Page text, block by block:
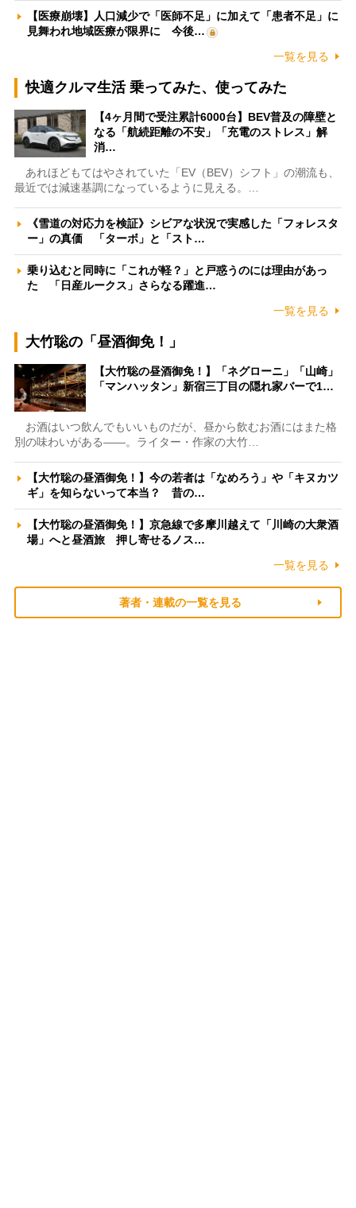
【医療崩壊】人口減少で「医師不足」に加えて「患者不足」に
見舞われ地域医療が限界に 今後…
一覧を見る
快適クルマ生活 乗ってみた、使ってみた
【4ヶ月間で受注累計6000台】BEV普及の障壁と
なる「航続距離の不安」「充電のストレス」解
消…
あれほどもてはやされていた「EV（BEV）シフト」の潮流も、
最近では減速基調になっているように見える。…
《雪道の対応力を検証》シビアな状況で実感した「フォレスタ
ー」の真価 「ターボ」と「スト…
乗り込むと同時に「これが軽？」と戸惑うのには理由があっ
た 「日産ルークス」さらなる躍進…
一覧を見る
大竹聡の「昼酒御免！」
【大竹聡の昼酒御免！】「ネグローニ」「山崎」
「マンハッタン」新宿三丁目の隠れ家バーで1…
お酒はいつ飲んでもいいものだが、昼から飲むお酒にはまた格
別の味わいがある――。ライター・作家の大竹…
【大竹聡の昼酒御免！】今の若者は「なめろう」や「キヌカツ
ギ」を知らないって本当？ 昔の…
【大竹聡の昼酒御免！】京急線で多摩川越えて「川崎の大衆酒
場」へと昼酒旅 押し寄せるノス…
一覧を見る
著者・連載の一覧を見る